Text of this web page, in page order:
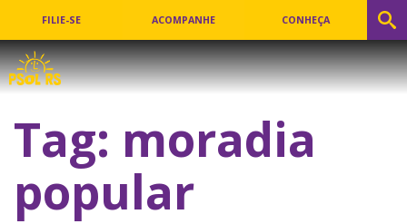
FILIE-SE ACOMPANHE CONHEÇA
Tag: moradia
popular